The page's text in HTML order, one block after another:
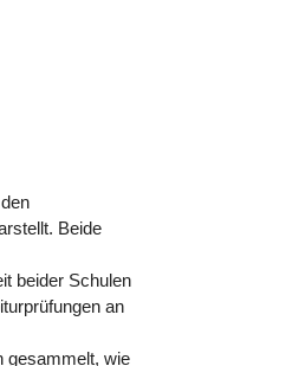
Beide
beider Schulen
an
gesammelt, wie